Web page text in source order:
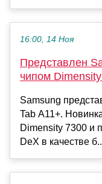
16:00, 14 Ноя
Представлен
чипом
Samsung
Tab A11+.
Dimensity 7300 и
DeX в качестве